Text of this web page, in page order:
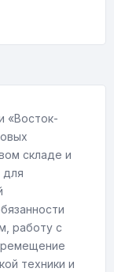
«Восток-
складе и
для
работу с
техники и